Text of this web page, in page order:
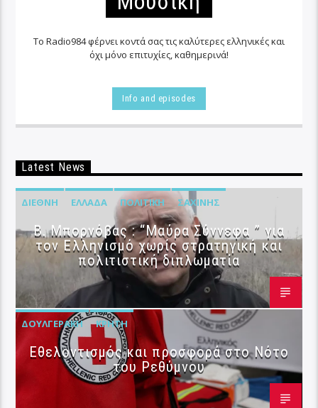
Το Radio984 φέρνει κοντά σας τις καλύτερες ελληνικές και
όχι μόνο επιτυχίες, καθημερινά!
Info and episodes
Latest News
ΔΙΕΘΝΉ ΕΛΛΆΔΑ ΠΟΛΙΤΙΚΉ ΣΑΧΊΝΗΣ
B. Μπορνόβας : “Μαύρα Σύννεφα ” για
τον Ελληνισμό χωρίς στρατηγική και
πολιτιστική διπλωματία
ΔΟΥΛΓΕΡΆΚΗ ΚΡΉΤΗ
Εθελοντισμός και προσφορά στο Νότο
του Ρεθύμνου